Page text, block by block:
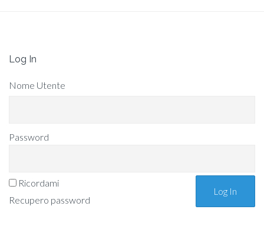
Log In
Nome Utente
Password
Ricordami
Recupero password